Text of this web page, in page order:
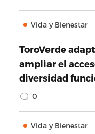
Vida y Bienestar
ToroVerde
ampliar el
diversidad
0
Vida y Bienestar